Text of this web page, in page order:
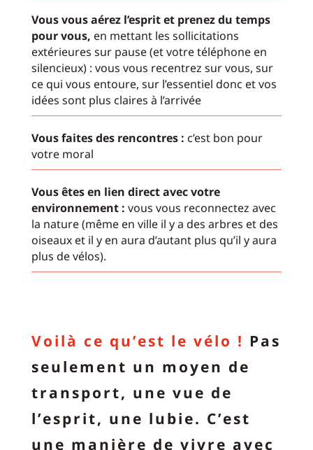
Vous vous aérez l’esprit et prenez du temps
pour vous, en mettant les sollicitations
extérieures sur pause (et votre téléphone en
silencieux) : vous vous recentrez sur vous, sur
ce qui vous entoure, sur l’essentiel donc et vos
idées sont plus claires à l’arrivée
Vous faites des rencontres : c’est bon pour
votre moral
Vous êtes en lien direct avec votre
environnement : vous vous reconnectez avec
la nature (même en ville il y a des arbres et des
oiseaux et il y en aura d’autant plus qu’il y aura
plus de vélos).
Voilà ce qu’est le vélo ! Pas
seulement un moyen de
transport, une vue de
l’esprit, une lubie. C’est
une manière de vivre avec